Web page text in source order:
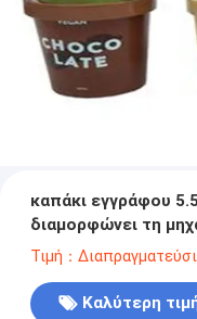
καπάκι εγγράφου
διαμορφώνει τη
Τιμή：
Καλύτερη